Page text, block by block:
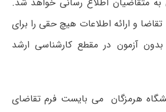
و ارائه اطلاعات هیچ حقی را برای
آزمون در مقطع کارشناسی ارشد
هرمزگان می بایست فرم تقاضای